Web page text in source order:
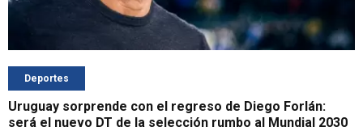
Deportes
Uruguay sorprende con el regreso de Diego Forlán:
será el nuevo DT de la selección rumbo al Mundial 2030